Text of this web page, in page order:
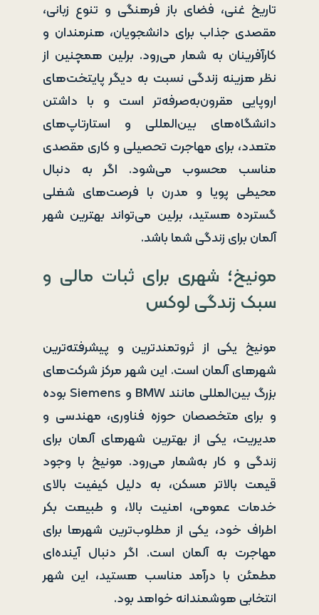
تاریخ غنی، فضای باز فرهنگی و تنوع زبانی،
مقصدی جذاب برای دانشجویان، هنرمندان و
کارآفرینان به شمار می‌رود. برلین همچنین از
نظر هزینه زندگی نسبت به دیگر پایتخت‌های
اروپایی مقرون‌به‌صرفه‌تر است و با داشتن
دانشگاه‌های بین‌المللی و استارتاپ‌های
متعدد، برای مهاجرت تحصیلی و کاری مقصدی
مناسب محسوب می‌شود. اگر به دنبال
محیطی پویا و مدرن با فرصت‌های شغلی
گسترده هستید، برلین می‌تواند بهترین شهر
آلمان برای زندگی شما باشد.
مونیخ؛ شهری برای ثبات مالی و
سبک زندگی لوکس
مونیخ یکی از ثروتمندترین و پیشرفته‌ترین
شهرهای آلمان است. این شهر مرکز شرکت‌های
بزرگ بین‌المللی مانند BMW و Siemens بوده
و برای متخصصان حوزه فناوری، مهندسی و
مدیریت، یکی از بهترین شهرهای آلمان برای
زندگی و کار به‌شمار می‌رود. مونیخ با وجود
قیمت بالاتر مسکن، به دلیل کیفیت بالای
خدمات عمومی، امنیت بالا، و طبیعت بکر
اطراف خود، یکی از مطلوب‌ترین شهرها برای
مهاجرت به آلمان است. اگر دنبال آینده‌ای
مطمئن با درآمد مناسب هستید، این شهر
انتخابی هوشمندانه خواهد بود.